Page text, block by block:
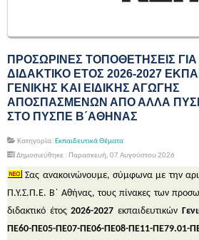
ΠΡΟΣΩΡΙΝΕΣ ΤΟΠΟΘΕΤΗΣΕΙΣ
ΔΙΔΑΚΤΙΚΟ ΕΤΟΣ 2026-2027
ΓΕΝΙΚΗΣ ΚΑΙ ΕΙΔΙΚΗΣ ΑΓΩΓΗΣ
ΑΠΟΣΠΑΣΜΕΝΩΝ ΑΠΟ ΑΛΛΑ
ΣΤΟ ΠΥΣΠΕ Β΄ΑΘΗΝΑΣ
Κατηγορία: Εκπαιδευτικά Θέματα
Δημοσιεύθηκε : Παρασκευή, 07 Αυγούστου 2026
Σας ανακοινώνουμε, σύμφωνα με την
Π.Υ.Σ.Π.Ε. Β΄ Αθήνας, τους πίνακες των
διδακτικό έτος2026-2027 εκπαιδευτικών
ΠΕ60-ΠΕ05-ΠΕ07-ΠΕ06-ΠΕ08-ΠΕ11-ΠΕ79.01-